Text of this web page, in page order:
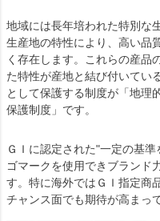
地域には長年培われた特別な
生産地の特性により、高い品
く存在します。これらの産品
た特性が産地と結び付いてい
として保護する制度が「地理
保護制度」です。
ＧＩに認定された"一定の基
ゴマークを使用できブランド
す。特に海外ではＧＩ指定商
チャンス面でも期待が高まっ